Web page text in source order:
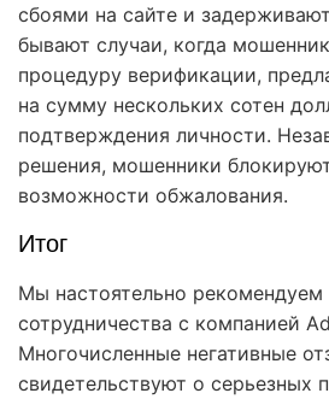
сбоями на сайте и
бывают случаи, когда
процедуру верификации,
на сумму нескольких сотен
подтверждения личности.
решения, мошенники
возможности обжалования.
Итог
Мы настоятельно рекомендуем
сотрудничества с компанией
Многочисленные негативные
свидетельствуют о серьезных